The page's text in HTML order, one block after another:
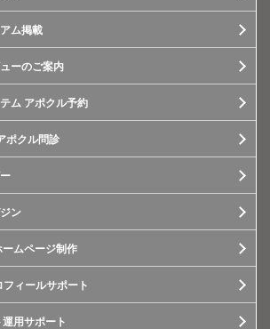
ム掲載
ーのご案内
ム アポクル予約
ポクル問診
ン
ムページ制作
ィールサポート
用サポート